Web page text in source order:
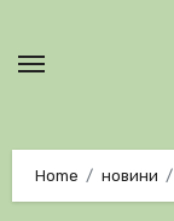
Home новини